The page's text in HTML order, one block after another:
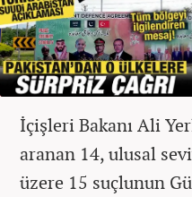
İçişleri Bakanı Ali
aranan 14, ulusal
üzere 15 suçlunun